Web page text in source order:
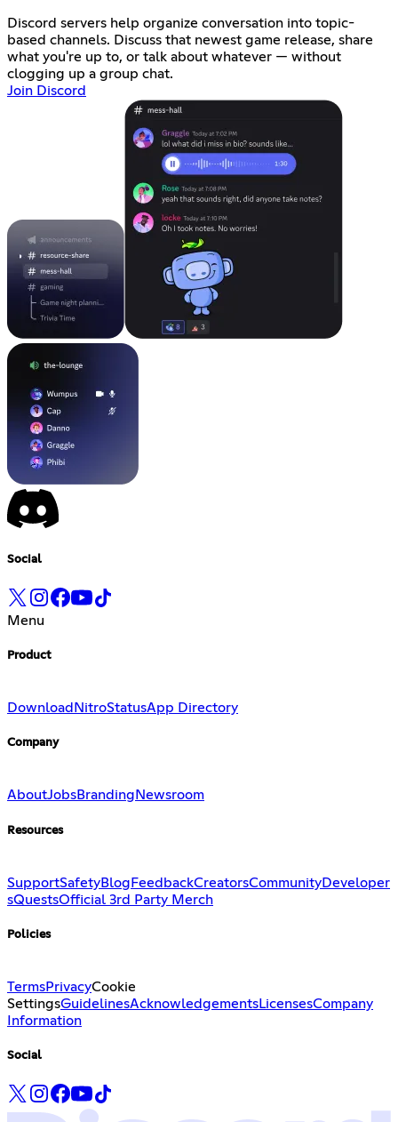
Discord servers help organize conversation into topic-
based channels. Discuss that newest game release, share
what you're up to, or talk about whatever — without
clogging up a group chat.
Join Discord
Social
Menu
Product
Download NitroStatusApp Directory
Company
AboutJobsBranding Newsroom
Resources
SupportSafetyBlog FeedbackCreatorsCommunityDeveloper
sQuestsOfficial 3rd Party Merch
Policies
TermsPrivacyCookie
SettingsGuidelinesAcknowledgementsLicensesCompany
Information
Social